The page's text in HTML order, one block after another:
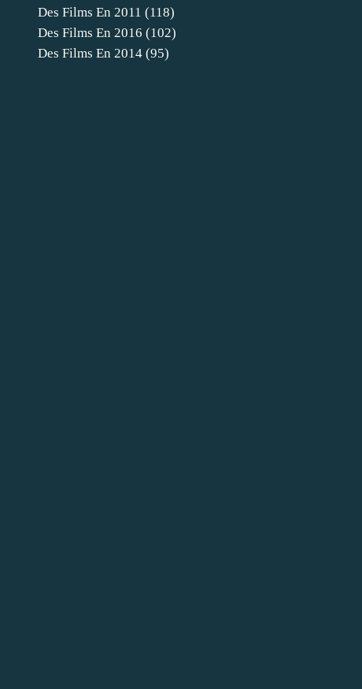
Des Films En 2011 (118)
Des Films En 2016 (102)
Des Films En 2014 (95)